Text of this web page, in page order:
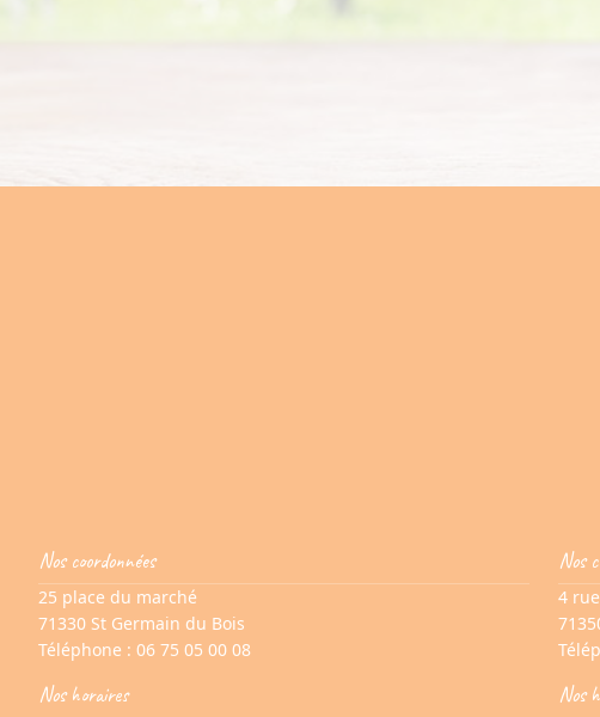
Nos coordonnées
25 place du marché
71330 St Germain du Bois
Téléphone : 06 75 05 00 08
Nos horaires
Nos
4
Nos